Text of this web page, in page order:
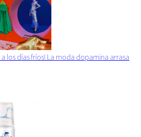
los días fríos! La moda dopamina arrasa